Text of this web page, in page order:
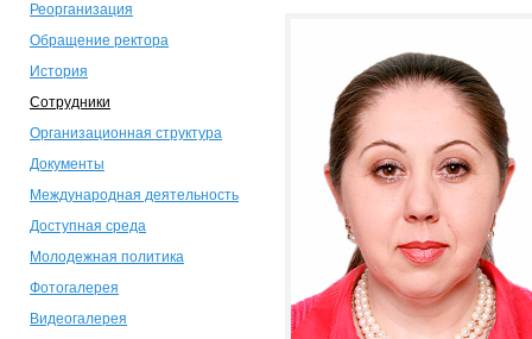
Реорганизация
Обращение ректора
История
Сотрудники
Организационная структура
Документы
Международная деятельность
Доступная среда
Молодежная политика
Фотогалерея
Видеогалерея